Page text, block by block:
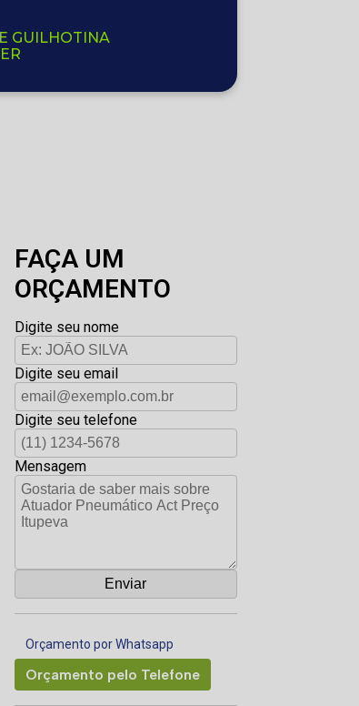
GUILHOTINA
FAÇA UM
ORÇAMENTO
Digite seu nome
Digite seu email
Digite seu telefone
Mensagem
Orçamento por Whatsapp
Orçamento pelo Telefone